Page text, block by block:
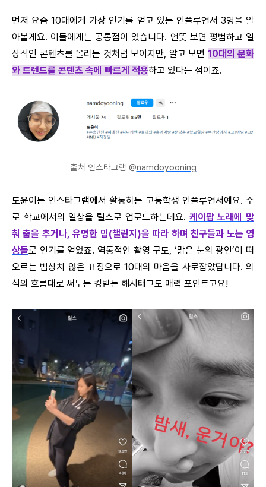
먼저 요즘 10대에게 가장 인기를 얻고 있는 인플루언서 3명을 알
아볼게요. 이들에게는 공통점이 있습니다. 언뜻 보면 평범하고 일
상적인 콘텐츠를 올리는 것처럼 보이지만, 알고 보면 10대의 문화
와 트렌드를 콘텐츠 속에 빠르게 적용하고 있다는 점이죠.
출처 인스타그램 @namdoyooning
도윤이는 인스타그램에서 활동하는 고등학생 인플루언서예요. 주
로 학교에서의 일상을 릴스로 업로드하는데요. 케이팝 노래에 맞
춰 춤을 추거나,유명한 밈(챌린지)을 따라 하며 친구들과 노는 영
상들로 인기를 얻었죠. 역동적인 촬영 구도, ‘맑은 눈의 광인’이 떠
오르는 범상치 않은 표정으로 10대의 마음을 사로잡았답니다. 의
식의 흐름대로 써두는 킹받는 해시태그도 매력 포인트고요!